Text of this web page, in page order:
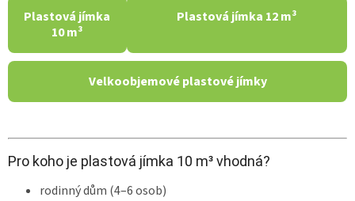
Plastová jímka
10 m³
Plastová jímka 12 m³
Velkoobjemové plastové jímky
Pro koho je plastová jímka 10 m³ vhodná?
rodinný dům (4–6 osob)